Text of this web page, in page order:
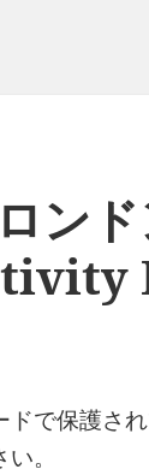
ン
ドで保護さ
。